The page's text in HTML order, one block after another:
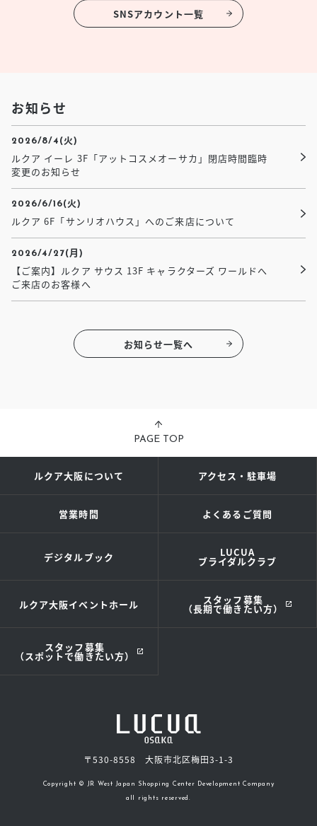
SNSアカウント一覧
お知らせ
2026/8/4(火)
ルクア イーレ 3F「アットコスメオーサカ」閉店時間臨時
変更のお知らせ
2026/6/16(火)
ルクア 6F「サンリオハウス」へのご来店について
2026/4/27(月)
【ご案内】ルクア サウス 13F キャラクターズ ワールドへ
ご来店のお客様へ
お知らせ一覧へ
PAGE TOP
ルクア大阪について アクセス・駐車場
営業時間 よくあるご質問
デジタルブック LUCUA
ブライダルクラブ
ルクア大阪イベントホール スタッフ募集
（長期で働きたい方）
スタッフ募集
（スポットで働きたい方）
〒530-8558 大阪市北区梅田3-1-3
Copyright © JR West Japan Shopping Center Development Company
all rights reserved.